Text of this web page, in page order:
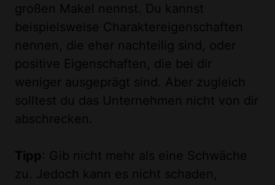
großen Makel nennst. Du kannst
beispielsweise Charaktereigenschaften
nennen, die eher nachteilig sind, oder
positive Eigenschaften, die bei dir
weniger ausgeprägt sind. Aber zugleich
solltest du das Unternehmen nicht von dir
abschrecken.
Tipp: Gib nicht mehr als eine Schwäche
zu. Jedoch kann es nicht schaden,